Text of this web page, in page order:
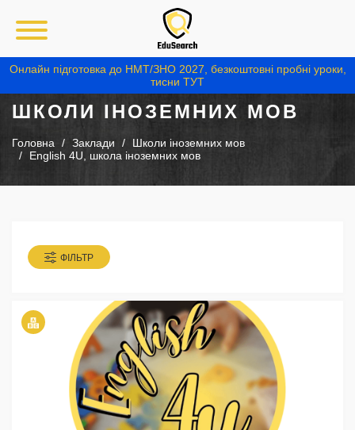
Онлайн підготовка до НМТ/ЗНО 2027, безкоштовні пробні уроки,
тисни ТУТ
ШКОЛИ ІНОЗЕМНИХ МОВ
Головна Заклади
Школи іноземних мов
English 4U, школа іноземних мов
ФІЛЬТР